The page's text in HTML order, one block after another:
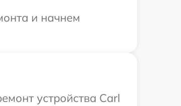
и начнем
устройства Carl